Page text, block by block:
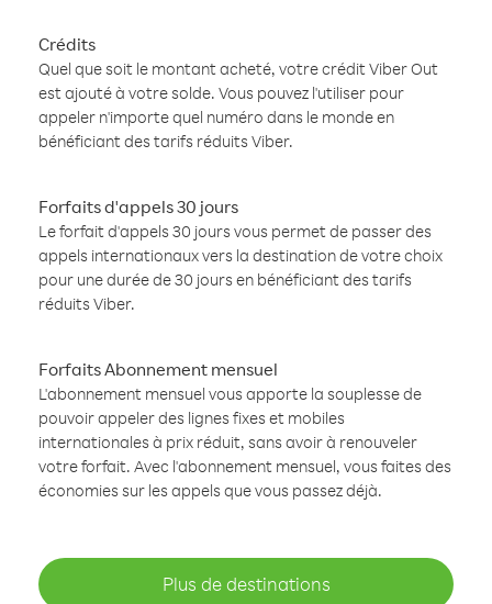
Crédits
Quel que soit le montant acheté, votre crédit Viber Out
est ajouté à votre solde. Vous pouvez l'utiliser pour
appeler n'importe quel numéro dans le monde en
bénéficiant des tarifs réduits Viber.
Forfaits d'appels 30 jours
Le forfait d'appels 30 jours vous permet de passer des
appels internationaux vers la destination de votre choix
pour une durée de 30 jours en bénéficiant des tarifs
réduits Viber.
Forfaits Abonnement mensuel
L'abonnement mensuel vous apporte la souplesse de
pouvoir appeler des lignes fixes et mobiles
internationales à prix réduit, sans avoir à renouveler
votre forfait. Avec l'abonnement mensuel, vous faites des
économies sur les appels que vous passez déjà.
Plus de destinations